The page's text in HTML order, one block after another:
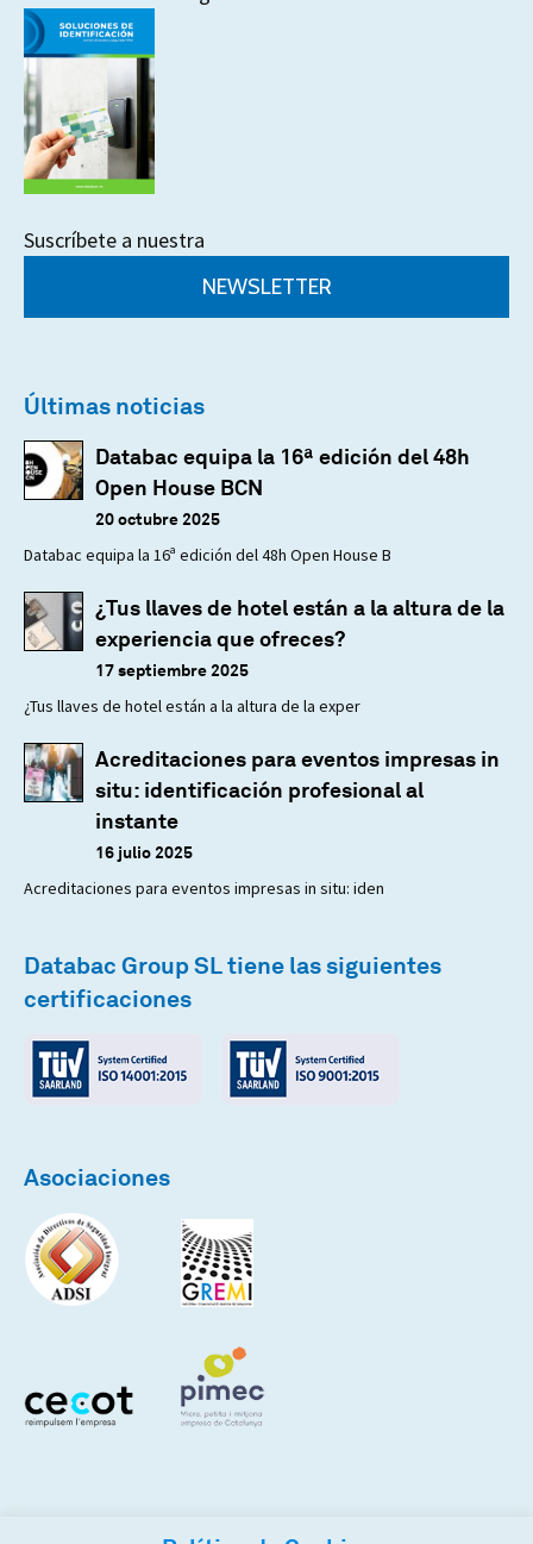
Suscríbete a nuestra
NEWSLETTER
Últimas noticias
Databac equipa la 16ª edición del 48h
Open House BCN
20 octubre 2025
Databac equipa la 16ª edición del 48h Open House B
¿Tus llaves de hotel están a la altura de la
experiencia que ofreces?
17 septiembre 2025
¿Tus llaves de hotel están a la altura de la exper
Acreditaciones para eventos impresas in
situ: identificación profesional al
instante
16 julio 2025
Acreditaciones para eventos impresas in situ: iden
Databac Group SL tiene las siguientes
certificaciones
Asociaciones